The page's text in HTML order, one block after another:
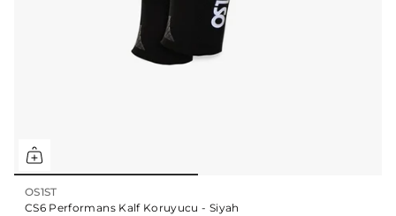
OS1ST
CS6 Performans Kalf Koruyucu - Siyah